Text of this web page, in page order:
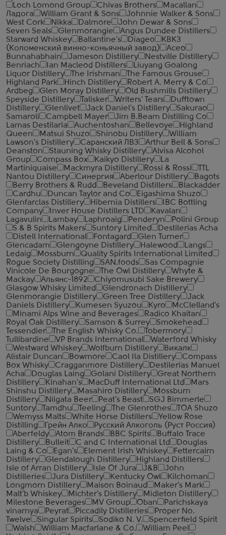
Loch Lomond Group
Chivas Brothers
Macallan
Ладога
William Grant & Sons
Johnnie Walker & Sons
West Cork
Nikka Dalmore
John Dewar & Sons
Seven Seals
Glenmorangie
Angus Dundee Distillers
Starward Whiskey
Ballantine's Diageo
КВКЗ
(Коломенский винно-коньячный завод)
Aceo
Bunnahabhain
Jameson Distillery
Nestville Distillery
Benriach
Ian Macleod Distillers
Liuyang Goalong
Liquor Distillery
The Irishman
The Famous Grouse
Highland Park
Hinch Distillery
Robert A. Merry & Co
Ardbeg
Glen Moray Distillery
Old Bushmills Distillery
Speyside Distillery
Talisker Writers' Tears
Dufftown
Distillery
Glenlivet Jack Daniel's Distillery
Sakurao
Samaroli
Campbell Mayer
Jim B.Beam Distilling Co
Lamas Destilaria
Auchentoshan Bellevoye
Highland
Queen
Matsui Shuzo Shinobu Distillery
William
Lawson's Distillery
Саранский ЛВЗ
Arthur Bell & Sons
Deanston
Stauning Whisky Distillery
Alvisa Alcohol
Group
Compass Box Kaikyo Distillery
La
Martiniquaise
Mackmyra Distillery Rossi & Rossi
TTL
Nantou Distillery
Синергия Aberlour Distillery
Bagots
Berry Brothers & Rudd
Beveland Distillers
Blackadder
Cardhu
Duncan Taylor and Co
Eigashima Shuzo
Glenfarclas Distillery
Hibernia Distillers
IBC Bottling
Company
Inver House Distillers LTD
Kavalan
Lagavulin
Lambay Laphroaig Penderyn
Polini Group
S & B Spirits Makers
Suntory Limited
Destilerias Acha
Distell International
Fontagard
Glen Turner
Glencadam
Glengoyne Distillery Halewood
Langs
Ledaig
Mossburn
Quality Spirits International Limited
Rogue Society Distilling
SAN.foods
Sas Compagnie
Vinicole De Bourgogne
The Owl Distillery
Whyte &
Mackay
Альянс-1892
Chiyomusubi Sake Brewery
Glasgow Whisky Limited
Glendronach Distillery
Glenmorangie Distillery
Green Tree Distillery
Jack
Daniels Distillery
Kumesen Syuzou Kyro
McClelland's
Minami Alps Wine and Beverages
Radico Khaitan
Royal Oak Distillery
Samson & Surrey
Smokehead
Tessendier
The English Whisky Co.
Tobermory
Tullibardine
VP Brands International
Waterford Whisky
Westward Whiskey
Wolfburn Distillery
Викалк
Alistair Duncan
Bowmore Caol Ila Distillery
Compass
Box Whisky
Cragganmore Distillery
Destilerias Manuel
Acha
Douglas Laing Golani Distillery
Great Northern
Distillery
Kinahan's MacDuff International Ltd
Mars
Shinshu Distillery
Masahiro Distillery
Mossburn
Distillery
Niigata Beer Peat's Beast
SGJ Bimmerle
Suntory
Tamdhu Teeling The Glenrothes
TOA Shuzo
Wemyss Malts
White Horse Distillers
Yellow Rose
Distilling
Грейн Алко
Русский Алкоголь (Руст Россия)
Aberfeldy
Atom Brands BBC Spirits
Buffalo Trace
Distillery
Bulleit C and C International Ltd
Douglas
Laing & Co
Egan's Element Irish Whiskey
Fettercairn
Distillery
Glendalough Distillery
Highland Distillers
Isle of Arran Distillery
Isle Of Jura J&B
John
Distilleries
Jura Distillery Kentucky Owl
Kilchoman
Longmorn Distillery
Maison Boinaud
Maker's Mark
Malt'b Whiskey
Michter's Distillery
Midleton Distillery
Milestone Beverages
MV Group Oban
Parichskaya
vinarnya
Peyrat Piccadily Distilleries
Proper No.
Twelve
Singular Spirits Sodiko N. V.
Spencerfield Spirit
Walsh
William Macfarlane & Co.
William Peel